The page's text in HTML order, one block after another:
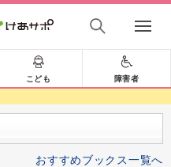
こども 障害者
おすすめブックス一覧へ